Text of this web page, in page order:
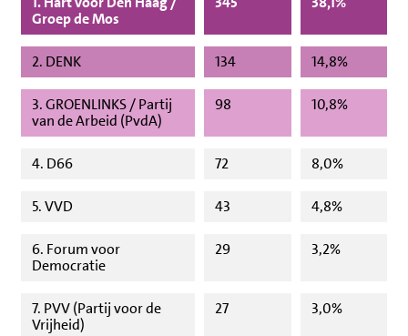
Groep de Mos
2. DENK 134 14,8%
3. GROENLINKS / Partij
van de Arbeid (PvdA)
98 10,8%
4. D66 72 8,0%
5. VVD 43 4,8%
6. Forum voor
Democratie
29 3,2%
7. PVV (Partij voor de
Vrijheid)
27 3,0%